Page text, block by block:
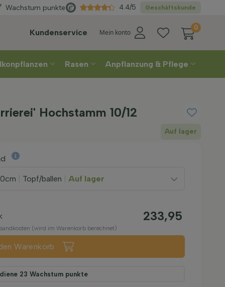
Sie Ihre Lieferwoche
Wachstum punkte Geschäftskunde
4.4/5
Kundenservice Mein konto
0
Rasen Anpflanzung & Pflege
Hochstamm 10/12
Auf lager
Topf/ballen Auf lager
233,95
(wird im Warenkorb berechnet)
Warenkorb
23 Wachstum punkte